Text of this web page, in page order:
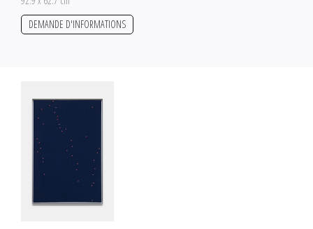
DEMANDE D'INFORMATIONS